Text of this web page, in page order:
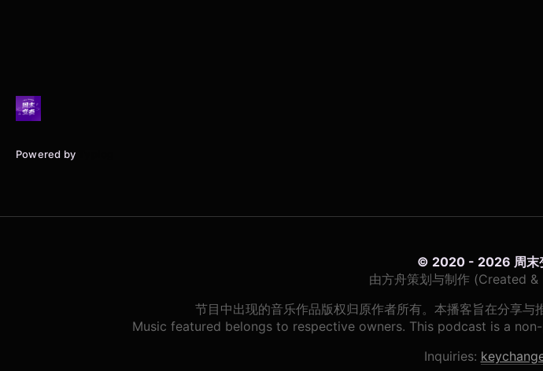
Powered by
© 2020 - 2026 周末
由方舟策划与制作 (Created
节目中出现的音乐作品版权归原作者所有。本播客旨在分享与
Music featured belongs to respective owners. This podcast is a
Inquiries: